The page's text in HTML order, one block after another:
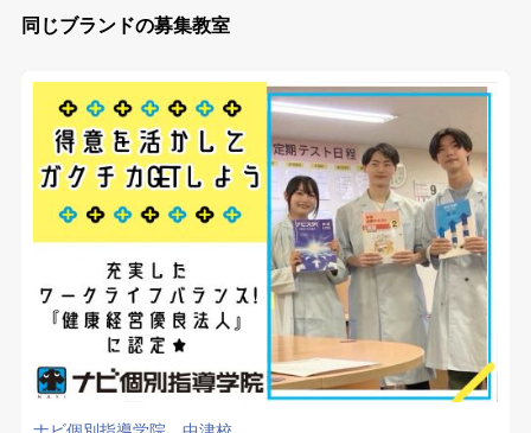
同じブランドの募集教室